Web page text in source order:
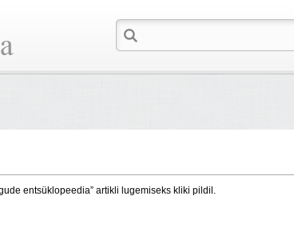
entsüklopeedia” artikli lugemiseks kliki pildil.